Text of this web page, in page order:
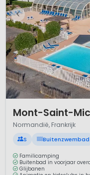
Mont-Saint-
Normandië, Frankrijk
S Buitenzwembad
Familicamping
Buitenbad in voorjaar
Glijbanen